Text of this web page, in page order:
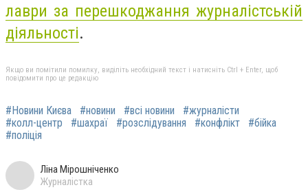
лаври за перешкоджання журналістській
діяльності.
Якщо ви помітили помилку, виділіть необхідний текст і натисніть Ctrl + Enter, щоб
повідомити про це редакцію
#Новини Києва #новини #всі новини
#журналісти
#колл-центр
#шахраї #розслідування #конфлікт
#бійка
#поліція
Ліна Мірошніченко
Журналістка